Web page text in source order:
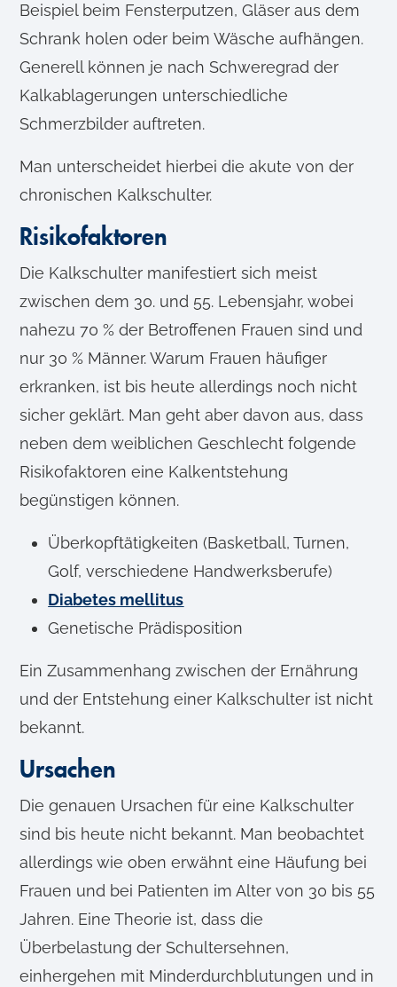
Beispiel beim Fensterputzen, Gläser aus dem
Schrank holen oder beim Wäsche aufhängen.
Generell können je nach Schweregrad der
Kalkablagerungen unterschiedliche
Schmerzbilder auftreten.
Man unterscheidet hierbei die akute von der
chronischen Kalkschulter.
Risikofaktoren
Die Kalkschulter manifestiert sich meist
zwischen dem 30. und 55. Lebensjahr, wobei
nahezu 70 % der Betroffenen Frauen sind und
nur 30 % Männer. Warum Frauen häufiger
erkranken, ist bis heute allerdings noch nicht
sicher geklärt. Man geht aber davon aus, dass
neben dem weiblichen Geschlecht folgende
Risikofaktoren eine Kalkentstehung
begünstigen können.
Überkopftätigkeiten (Basketball, Turnen,
Golf, verschiedene Handwerksberufe)
Diabetes mellitus
Genetische Prädisposition
Ein Zusammenhang zwischen der Ernährung
und der Entstehung einer Kalkschulter ist nicht
bekannt.
Ursachen
Die genauen Ursachen für eine Kalkschulter
sind bis heute nicht bekannt. Man beobachtet
allerdings wie oben erwähnt eine Häufung bei
Frauen und bei Patienten im Alter von 30 bis 55
Jahren. Eine Theorie ist, dass die
Überbelastung der Schultersehnen,
einhergehen mit Minderdurchblutungen und in